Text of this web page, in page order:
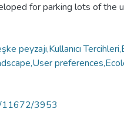
for parking lots of the
peyzajı,Kullanıcı
11672/3953